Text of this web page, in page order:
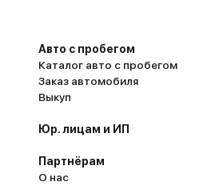
Авто с пробегом
Каталог авто с пробегом
Заказ автомобиля
Выкуп
Юр. лицам и ИП
Партнёрам
О нас